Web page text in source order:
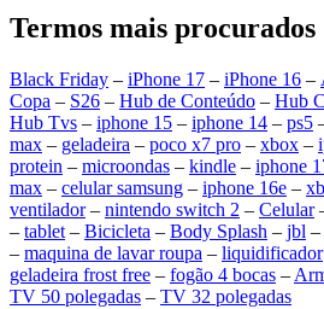
Termos mais procurados
Black Friday – iPhone 17 – iPhone 16 –
Copa – S26 – Hub de Conteúdo – Hub
Hub Tvs – iphone 15 – iphone 14 – ps5
max – geladeira – poco x7 pro – xbox –
protein – microondas – kindle – iphone
max – celular samsung – iphone 16e –
ventilador– nintendo switch 2 – Celular
– tablet – Bicicleta – Body Splash – jbl –
– maquina de lavar roupa – liquidificador
geladeira frost free – fogão 4 bocas –
TV 50 polegadas – TV 32 polegadas